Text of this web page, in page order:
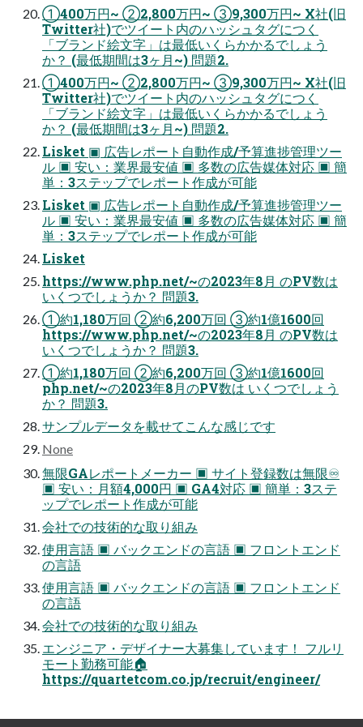
①400万円~ ②2,800万円~ ③9,300万円~ X社(旧
Twitter社)でツイート内のハッシュタグにつく
「ブランド絵文字」は最低いくらかかるでしょう
か？ (最低期間は3ヶ月~) 問題2.
①400万円~ ②2,800万円~ ③9,300万円~ X社(旧
Twitter社)でツイート内のハッシュタグにつく
「ブランド絵文字」は最低いくらかかるでしょう
か？ (最低期間は3ヶ月~) 問題2.
Lisket ▣ 広告レポート自動作成/予算進捗管理ツー
ル ▣ 安い：業界最安値 ▣ 多数の広告媒体対応 ▣ 簡
単：3ステップでレポート作成が可能
Lisket ▣ 広告レポート自動作成/予算進捗管理ツー
ル ▣ 安い：業界最安値 ▣ 多数の広告媒体対応 ▣ 簡
単：3ステップでレポート作成が可能
Lisket
https://www.php.net/~の2023年8月 のPV数は
いくつでしょうか？ 問題3.
①約1,180万回 ②約6,200万回 ③約1億1600回
https://www.php.net/~の2023年8月 のPV数は
いくつでしょうか？ 問題3.
①約1,180万回 ②約6,200万回 ③約1億1600回
php.net/~の2023年8月のPV数は いくつでしょう
か？ 問題3.
サンプルデータを載せてこんな感じです
None
無限GAレポートメーカー ▣ サイト登録数は無限♾
▣ 安い：月額4,000円 ▣ GA4対応 ▣ 簡単：3ステ
ップでレポート作成が可能
会社での技術的な取り組み
使用言語 ▣ バックエンドの言語 ▣ フロントエンド
の言語
使用言語 ▣ バックエンドの言語 ▣ フロントエンド
の言語
会社での技術的な取り組み
エンジニア・デザイナー大募集しています！ フルリ
モート勤務可能🏠
https://quartetcom.co.jp/recruit/engineer/